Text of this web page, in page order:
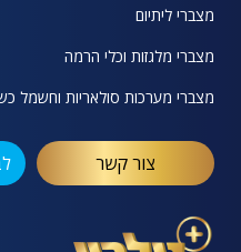
מצברי ליתיום
מצברי מלגזות וכלי הרמה
מצברי מערכות סולאריות וחשמל
צור קשר